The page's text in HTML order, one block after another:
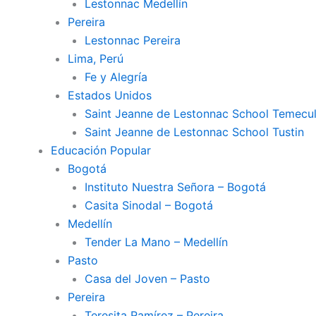
Lestonnac Medellín
Pereira
Lestonnac Pereira
Lima, Perú
Fe y Alegría
Estados Unidos
Saint Jeanne de Lestonnac School
Saint Jeanne de Lestonnac School Tustin
Educación Popular
Bogotá
Instituto Nuestra Señora – Bogotá
Casita Sinodal – Bogotá
Medellín
Tender La Mano – Medellín
Pasto
Casa del Joven – Pasto
Pereira